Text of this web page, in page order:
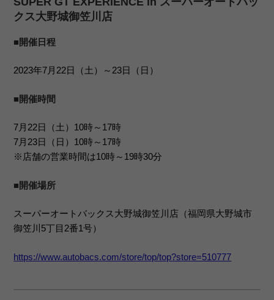
クス大野城御笠川店
■開催日程
2023年7月22日（土）～23日（日）
■開催時間
7月22日（土）10時～17時
7月23日（日）10時～17時
※店舗の営業時間は10時～19時30分
■開催場所
スーパーオートバックス大野城御笠川店（福岡県大野城市
御笠川5丁目2番1号）
https://www.autobacs.com/store/top/top?store=510777